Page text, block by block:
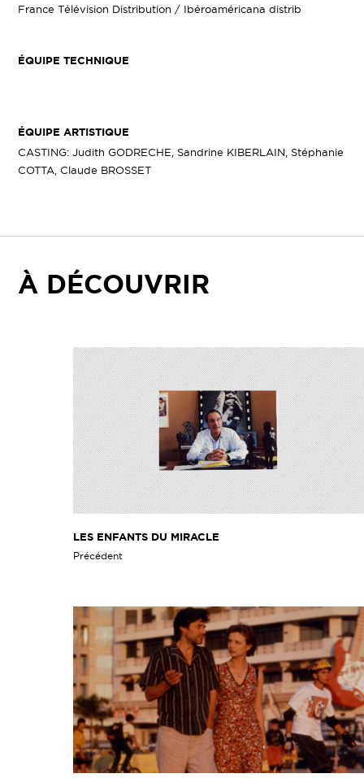
France Télévision Distribution / Ibéroaméricana distrib
ÉQUIPE TECHNIQUE
ÉQUIPE ARTISTIQUE
CASTING: Judith GODRECHE, Sandrine KIBERLAIN, Stéphanie
COTTA, Claude BROSSET
À DÉCOUVRIR
LES ENFANTS DU MIRACLE
Précédent